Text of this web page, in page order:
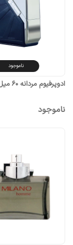
ناموجود
ادوپرفیوم مردانه ۶۰ میل BIZ-VIRA
ناموجود